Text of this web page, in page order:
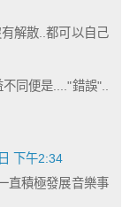
解散..都可以自己
同便是...."錯誤"..
下午2:34
直積極發展音樂事